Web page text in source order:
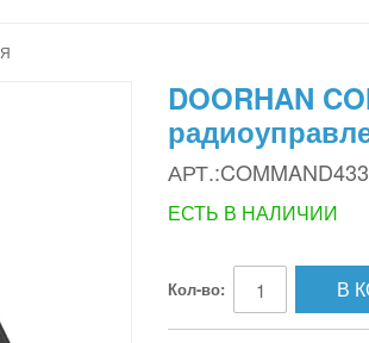
DOORHAN
АРТ.:COMMAND433
ЕСТЬ В НАЛИЧИИ
Кол-во: В